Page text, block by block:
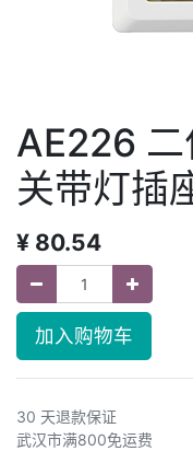
AE226
关带灯插
¥ 80.54
加入购物车
30 天退款保证
武汉市满800免运费